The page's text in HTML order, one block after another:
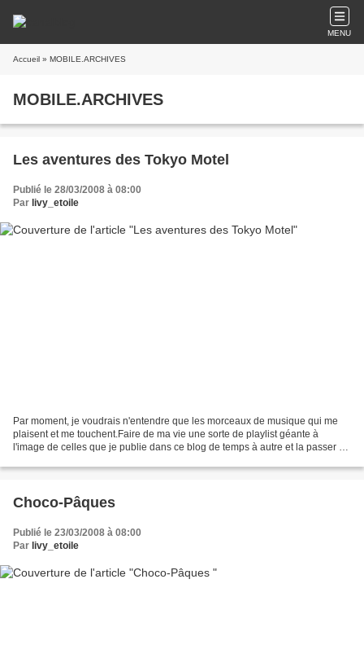
MENU
Accueil » MOBILE.ARCHIVES
MOBILE.ARCHIVES
Les aventures des Tokyo Motel
Publié le 28/03/2008 à 08:00
Par livy_etoile
Par moment, je voudrais n'entendre que les morceaux de musique qui me
plaisent et me touchent.Faire de ma vie une sorte de playlist géante à
l'image de celles que je publie dans ce blog de temps à autre et la passer en
Choco-Pâques
Publié le 23/03/2008 à 08:00
Par livy_etoile